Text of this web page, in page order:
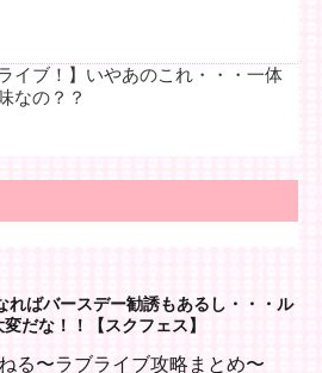
ライブ！】いやあのこれ・・・一体
なの？？
ればバースデー勧誘もあるし・・・ル
だな！！【スクフェス】
る〜ラブライブ攻略まとめ〜